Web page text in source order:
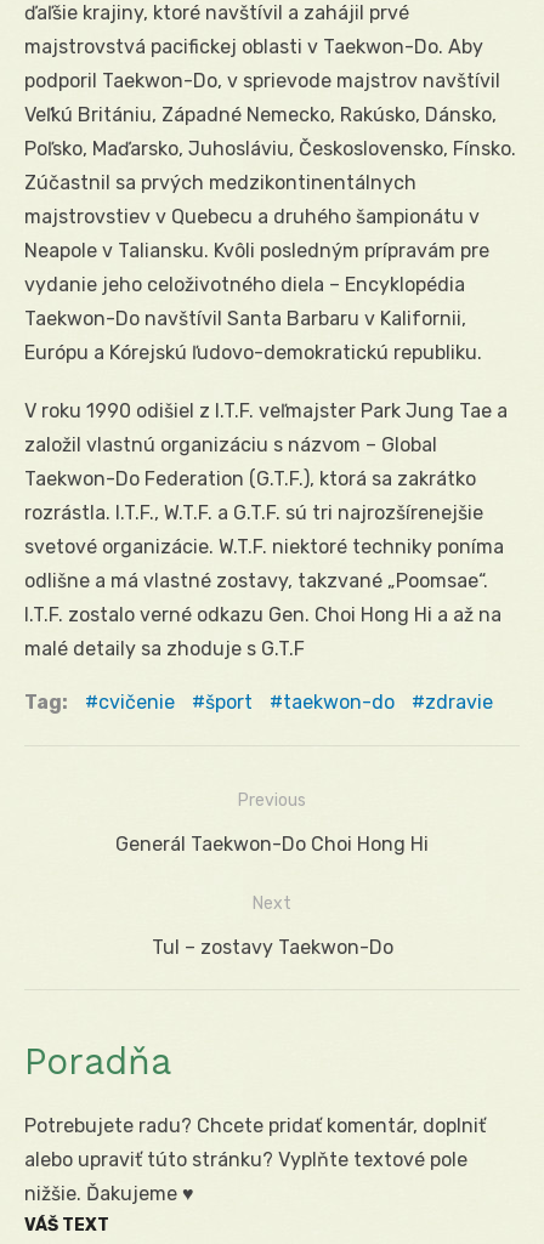
ďaľšie krajiny, ktoré navštívil a zahájil prvé
majstrovstvá pacifickej oblasti v Taekwon-Do. Aby
podporil Taekwon-Do, v sprievode majstrov navštívil
Veľkú Britániu, Západné Nemecko, Rakúsko, Dánsko,
Poľsko, Maďarsko, Juhosláviu, Československo, Fínsko.
Zúčastnil sa prvých medzikontinentálnych
majstrovstiev v Quebecu a druhého šampionátu v
Neapole v Taliansku. Kvôli posledným prípravám pre
vydanie jeho celoživotného diela – Encyklopédia
Taekwon-Do navštívil Santa Barbaru v Kalifornii,
Európu a Kórejskú ľudovo-demokratickú republiku.
V roku 1990 odišiel z I.T.F. veľmajster Park Jung Tae a
založil vlastnú organizáciu s názvom – Global
Taekwon-Do Federation (G.T.F.), ktorá sa zakrátko
rozrástla. I.T.F., W.T.F. a G.T.F. sú tri najrozšírenejšie
svetové organizácie. W.T.F. niektoré techniky poníma
odlišne a má vlastné zostavy, takzvané „Poomsae“.
I.T.F. zostalo verné odkazu Gen. Choi Hong Hi a až na
malé detaily sa zhoduje s G.T.F
Tag: cvičenie šport taekwon-do zdravie
Navigácia
Previous
Previous
Generál Taekwon-Do Choi Hong Hi
Next
Next
Tul – zostavy Taekwon-Do
Poradňa
Potrebujete radu? Chcete pridať komentár, doplniť
alebo upraviť túto stránku? Vyplňte textové pole
nižšie. Ďakujeme ♥
VÁŠ TEXT